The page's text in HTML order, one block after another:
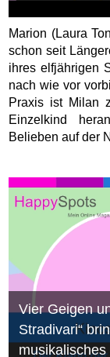
Marion (Laura
schon seit
ihres elfjährigen
nach wie vor
Praxis ist Milan
Einzelkind
Belieben auf der
Vier Geigen
Stradivari“